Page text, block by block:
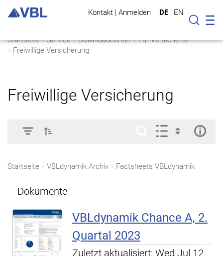
Kontakt | Anmelden DE | EN
Suche
Startseite Service Downloadcenter
Für Versicherte
Freiwillige Versicherung
Freiwillige Versicherung
Startseite VBLdynamik Archiv Factsheets VBLdynamik
Dokumente
VBLdynamik Chance A, 2.
Quartal 2023
Zuletzt aktualisiert: Wed Jul 12